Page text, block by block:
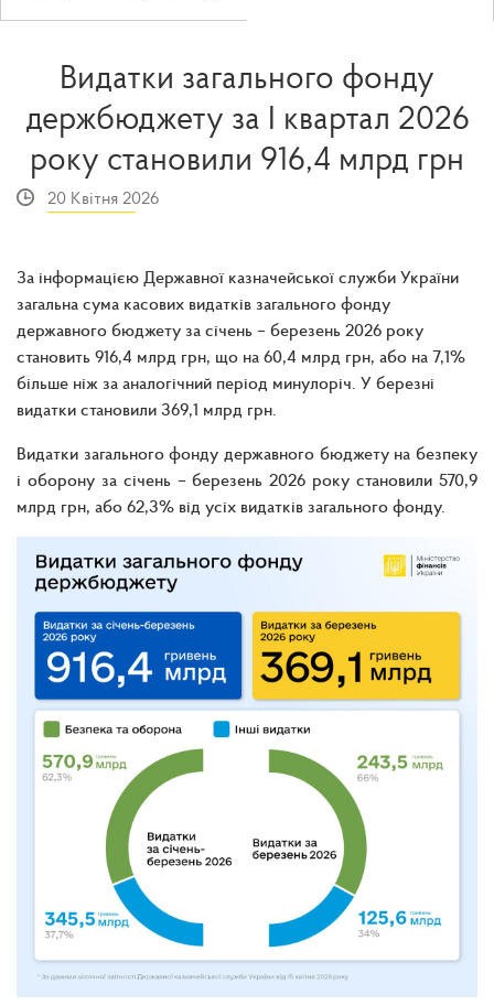
Видатки загального фонду
держбюджету за І квартал 2026
року становили 916,4 млрд грн
20 Квітня 2026
За інформацією Державної казначейської служби України
загальна сума касових видатків загального фонду
державного бюджету за січень – березень 2026 року
становить 916,4 млрд грн, що на 60,4 млрд грн, або на 7,1%
більше ніж за аналогічний період минулоріч. У березні
видатки становили 369,1 млрд грн.
Видатки загального фонду державного бюджету на безпеку
і оборону за січень – березень 2026 року становили 570,9
млрд грн, або 62,3% від усіх видатків загального фонду.